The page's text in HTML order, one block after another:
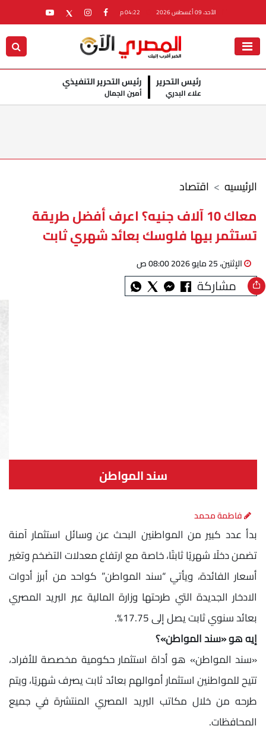
الأحد، 09 أغسطس 2026
رئيس التحرير
علاء البدري
رئيس التحرير التنفيذي
أمين الجمال
اقتصاد الرئيسيه
معاك 10 آلاف جنيه؟ اعرف أفضل طريقة
تستثمر بيها فلوسك بعائد شهري ثابت
الإثنين، 25 مايو 2026 08:00 ص
مشاركة
سند المواطن
فاطمة محمد
بدأ عدد كبير من المواطنين البحث عن وسائل استثمار آمنة
تضمن دخلًا شهريًا ثابتًا، خاصة مع ارتفاع معدلات التضخم وتغير
أسعار الفائدة، ويأتي “سند المواطن” كواحد من أبرز أدوات
الادخار الجديدة التي طرحتها وزارة المالية عبر البريد المصري
بعائد سنوي ثابت يصل إلى 17.75%.
إيه هو «سند المواطن»؟
«سند المواطن» هو أداة استثمار حكومية مخصصة للأفراد،
تتيح للمواطنين استثمار أموالهم بعائد ثابت يصرف شهريًا، ويتم
طرحه من خلال مكاتب البريد المصري المنتشرة في جميع
المحافظات.